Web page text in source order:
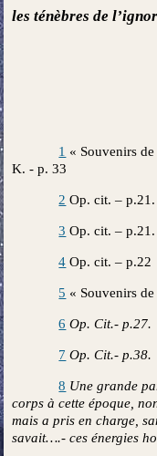
les ténèbres de
1 « Souvenirs
K. - p. 33
2 Op. cit. – p.21.
3 Op. cit. – p.21.
4 Op. cit. – p.22
5 « Souvenirs
6 Op. Cit.- p.27.
7 Op. Cit.- p.38.
8 Une grande
corps à cette époque,
mais a pris en charge,
savait….- ces énergies